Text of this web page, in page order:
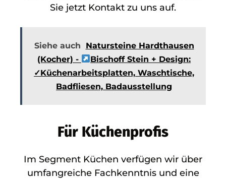
Sie jetzt Kontakt zu uns auf.
Siehe auch
Natursteine Hardthausen
(Kocher) -
Bischoff Stein + Design:
✓Küchenarbeitsplatten, Waschtische,
Badfliesen, Badausstellung
Für Küchenprofis
Im Segment Küchen verfügen wir über
umfangreiche Fachkenntnis und eine